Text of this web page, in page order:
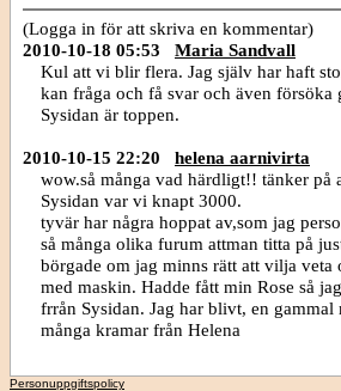
(Logga in för att skriva en kommentar)
2010-10-18 05:53
Maria Sandvall
Kul att vi blir flera. Jag själv har haft
kan fråga och få svar och även försöka
Sysidan är toppen.
2010-10-15 22:20
helena aarnivirta
wow.så många vad härdligt!! tänker på
Sysidan var vi knapt 3000.
tyvär har några hoppat av,som jag
så många olika furum attman titta på
börgade om jag minns rätt att vilja veta
med maskin. Hadde fått min Rose så
frrån Sysidan. Jag har blivt, en
många kramar från Helena
Personuppgiftspolicy